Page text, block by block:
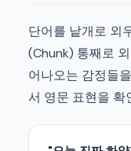
단어를 낱개로 외
(Chunk) 통째로
어나오는 감정들
서 영문 표현을 확